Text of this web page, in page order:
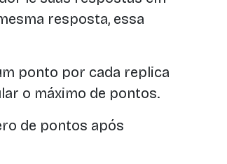
resposta, essa
ponto por cada replica
o máximo de pontos.
de pontos após